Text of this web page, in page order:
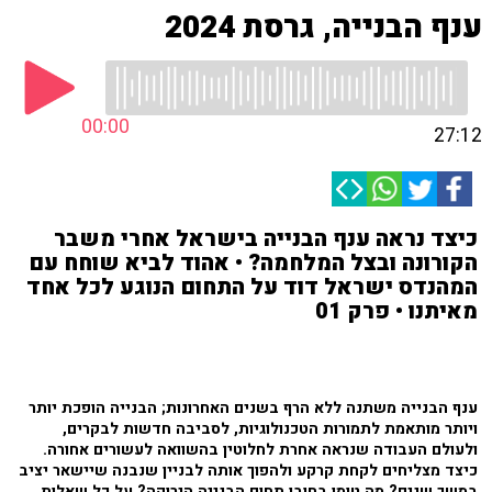
ענף הבנייה, גרסת 2024
00:00 27:12
כיצד נראה ענף הבנייה בישראל אחרי משבר
הקורונה ובצל המלחמה? • אהוד לביא שוחח עם
המהנדס ישראל דוד על התחום הנוגע לכל אחד
מאיתנו • פרק 01
ענף הבנייה משתנה ללא הרף בשנים האחרונות; הבנייה הופכת יותר
ויותר מותאמת לתמורות הטכנולוגיות, לסביבה חדשות לבקרים,
ולעולם העבודה שנראה אחרת לחלוטין בהשוואה לעשורים אחורה.
כיצד מצליחים לקחת קרקע ולהפוך אותה לבניין שנבנה שיישאר יציב